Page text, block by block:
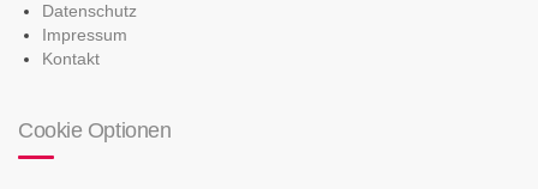
Datenschutz
Impressum
Kontakt
Cookie Optionen